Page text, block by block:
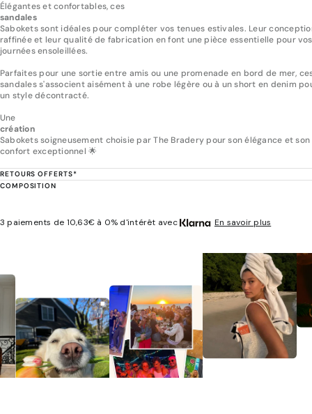
Élégantes et confortables, ces
sandales
Sabokets sont idéales pour compléter vos tenues estivales. Leur
raffinée et leur qualité de fabrication en font une pièce essentielle pour vos
journées ensoleillées.
Parfaites pour une sortie entre amis ou une promenade en bord de mer,
sandales s'associent aisément à une robe légère ou à un short en denim
un style décontracté.
Une
création
Sabokets soigneusement choisie par The Bradery pour son élégance et son
confort exceptionnel 🌟
RETOURS OFFERTS*
COMPOSITION
3 paiements de 10,63€ à 0% d'intérêt avec En savoir plus